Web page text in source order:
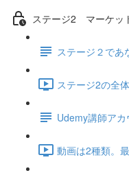
ステージ2 マーケッ
ステージ２であ
ステージ2の全
Udemy講師ア
動画は2種類。